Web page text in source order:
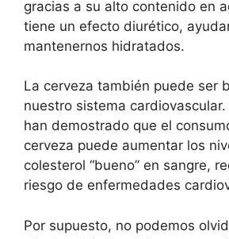
gracias a su alto contenido en
tiene un efecto diurético,
mantenernos hidratados.
La cerveza también puede ser
nuestro sistema
han demostrado que el
cerveza puede aumentar los
colesterol “bueno” en sangre,
riesgo de enfermedades
Por supuesto, no podemos